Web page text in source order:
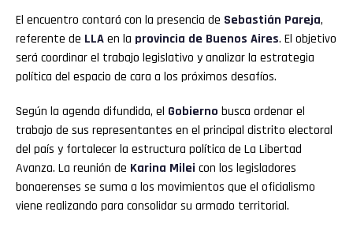
El encuentro contará con la presencia de Sebastián Pareja,
referente de LLAen la provincia de Buenos Aires. El objetivo
será coordinar el trabajo legislativo y analizar la estrategia
política del espacio de cara a los próximos desafíos.
Según la agenda difundida, el Gobierno busca ordenar el
trabajo de sus representantes en el principal distrito electoral
del país y fortalecer la estructura política de La Libertad
Avanza. La reunión de Karina Milei con los legisladores
bonaerenses se suma a los movimientos que el oficialismo
viene realizando para consolidar su armado territorial.